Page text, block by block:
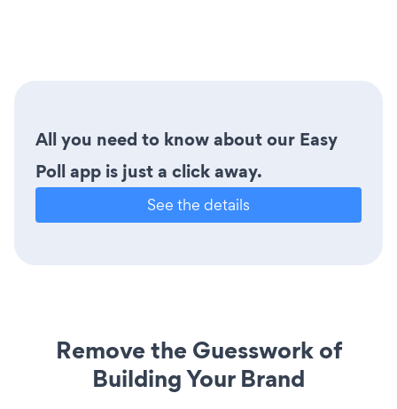
All you need to know about our Easy
Poll app is just a click away.
See the details
Remove the Guesswork of
Building Your Brand